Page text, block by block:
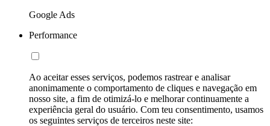
Google Ads
Performance
Ao aceitar esses serviços, podemos rastrear e analisar
anonimamente o comportamento de cliques e navegação em
nosso site, a fim de otimizá-lo e melhorar continuamente a
experiência geral do usuário. Com teu consentimento, usamos
os seguintes serviços de terceiros neste site: